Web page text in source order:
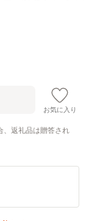
お気に入り
、返礼品は贈答され